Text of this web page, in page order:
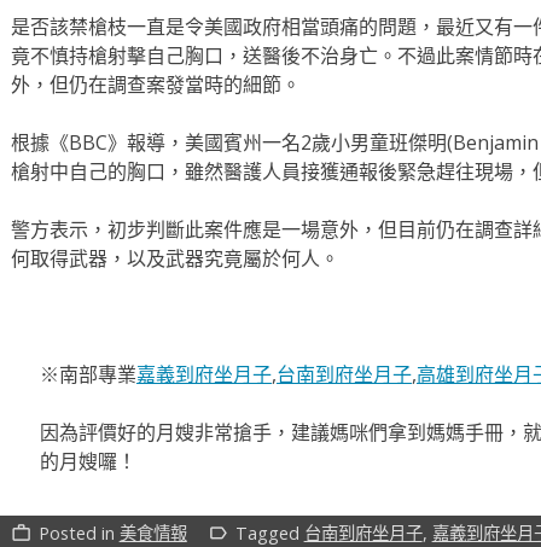
是否該禁槍枝一直是令美國政府相當頭痛的問題，最近又有
竟不慎持槍射擊自己胸口，送醫後不治身亡。不過此案情節
外，但仍在調查案發當時的細節。
根據《BBC》報導，美國賓州一名2歲小男童班傑明
槍射中自己的胸口，雖然醫護人員接獲通報後緊急趕往現場
警方表示，初步判斷此案件應是一場意外，但目前仍在調查
何取得武器，以及武器究竟屬於何人。
※南部專業嘉義到府坐月子,台南到府坐月子,高雄到府坐月
因為評價好的月嫂非常搶手，建議媽咪們拿到媽媽手冊，
的月嫂囉！
work_outline Posted in 美食情報 label_outline Tagged 台南到府坐月子, 嘉義到府坐月